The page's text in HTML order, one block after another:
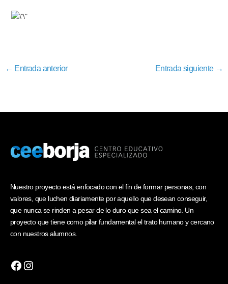
← Entrada anterior Entrada siguiente →
Nuestro proyecto está enfocado con el fin de formar personas, con
valores, que luchen diariamente por aquello que desean conseguir,
que nunca se rinden a pesar de lo duro que sea el camino. Un
proyecto que tiene como pilar fundamental el trato humano y cercano
con nuestros alumnos.